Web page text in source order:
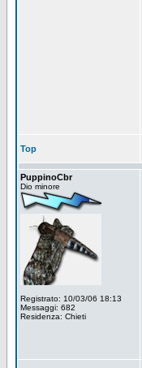
Top
PuppinoCbr
Dio minore
Registrato: 10/03/06 18:13
Messaggi: 682
Residenza: Chieti